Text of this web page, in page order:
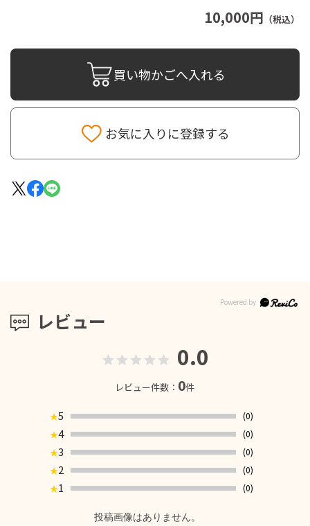
10,000円 （税込）
買い物かごへ入れる
お気に入りに登録する
レビュー
0.0
レビュー件数： 0件
★5
(0)
★4
(0)
★3
(0)
★2
(0)
★1 (0)
投稿画像はありません。